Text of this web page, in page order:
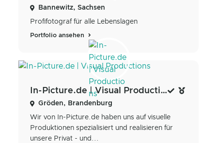
Bannewitz, Sachsen
Profifotograf für alle Lebenslagen
Portfolio ansehen
In-Picture.de | Visual Productions
Gröden, Brandenburg
Wir von In-Picture.de haben uns auf visuelle
Produktionen spezialisiert und realisieren für
unsere Privat - und...